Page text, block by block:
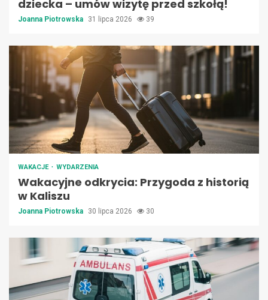
dziecka – umów wizytę przed szkołą!
Joanna Piotrowska 31 lipca 2026 39
WAKACJE WYDARZENIA
Wakacyjne odkrycia: Przygoda z historią
w Kaliszu
Joanna Piotrowska 30 lipca 2026 30